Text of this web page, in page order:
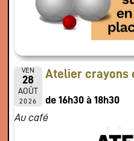
VEN
28
AOÛT
2026
Atelier crayons
de 16h30 à 18h30
Au café